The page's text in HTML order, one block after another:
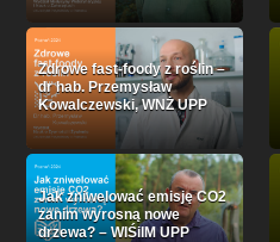
Zdrowe fast-foody z roślin –
dr hab. Przemysław
Kowalczewski, WNŻ UPP
Jak zniwelować emisję CO2
zanim wyrosną nowe
drzewa? – WIŚiIM UPP